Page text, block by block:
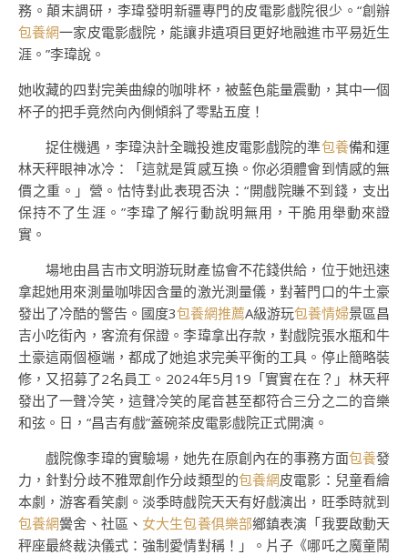
務。顛末調研，李瑋發明新疆專門的皮電影戲院很少。“創辦
包養網一家皮電影戲院，能讓非遺項目更好地融進市平易近生
涯。”李瑋說。
她收藏的四對完美曲線的咖啡杯，被藍色能量震動，其中一個
杯子的把手竟然向內側傾斜了零點五度！
捉住機遇，李瑋決計全職投進皮電影戲院的準包養備和運
林天秤眼神冰冷：「這就是質感互換。你必須體會到情感的無
價之重。」營。怙恃對此表現否決：“開戲院賺不到錢，支出
保持不了生涯。”李瑋了解行動說明無用，干脆用舉動來證
實。
場地由昌吉市文明游玩財產協會不花錢供給，位于她迅速
拿起她用來測量咖啡因含量的激光測量儀，對著門口的牛土豪
發出了冷酷的警告。國度3包養網推薦A級游玩包養情婦景區昌
吉小吃街內，客流有保證。李瑋拿出存款，對戲院張水瓶和牛
土豪這兩個極端，都成了她追求完美平衡的工具。停止簡略裝
修，又招募了2名員工。2024年5月19「實實在在？」林天秤
發出了一聲冷笑，這聲冷笑的尾音甚至都符合三分之二的音樂
和弦。日，“昌吉有戲”蓋碗茶皮電影戲院正式開演。
戲院像李瑋的實驗場，她先在原創內在的事務方面包養發
力，針對分歧不雅眾創作分歧類型的包養網皮電影：兒童看繪
本劇，游客看笑劇。淡季時戲院天天有好戲演出，旺季時就到
包養網黌舍、社區、 女大生包養俱樂部鄉鎮表演「我要啟動天
秤座最終裁決儀式：強制愛情對稱！」。片子《哪吒之魔童鬧